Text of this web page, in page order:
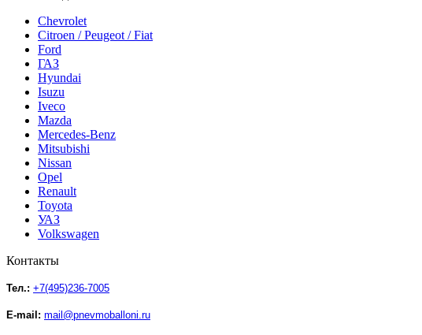
Chevrolet
Citroen / Peugeot / Fiat
Ford
ГАЗ
Hyundai
Isuzu
Iveco
Mazda
Mercedes-Benz
Mitsubishi
Nissan
Opel
Renault
Toyota
УАЗ
Volkswagen
Контакты
Тел.: +7(495)236-7005
E-mail: mail@pnevmoballoni.ru